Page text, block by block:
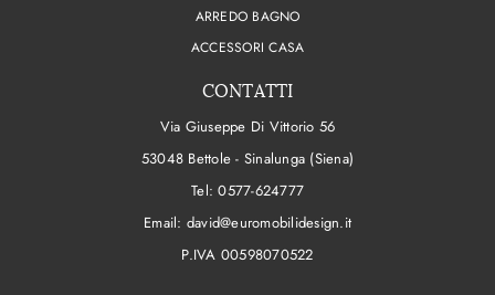
ARREDO BAGNO
ACCESSORI CASA
CONTATTI
Via Giuseppe Di Vittorio 56
53048 Bettole - Sinalunga (Siena)
Tel:0577-624777
Email: david@euromobilidesign.it
P.IVA 00598070522